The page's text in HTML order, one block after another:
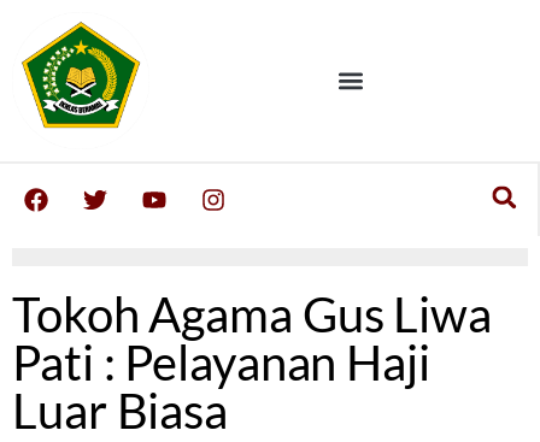
Tokoh Agama Gus Liwa
Pati : Pelayanan Haji
Luar Biasa